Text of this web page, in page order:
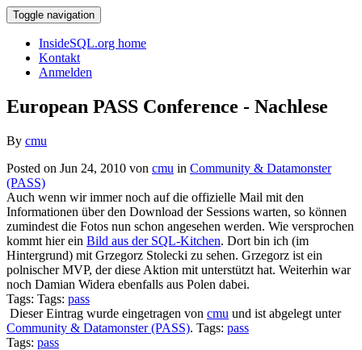
Toggle navigation
InsideSQL.org home
Kontakt
Anmelden
European PASS Conference - Nachlese
By cmu
Posted on Jun 24, 2010 von cmu in Community & Datamonster
(PASS)
Auch wenn wir immer noch auf die offizielle Mail mit den
Informationen über den Download der Sessions warten, so können
zumindest die Fotos nun schon angesehen werden. Wie versprochen
kommt hier ein Bild aus der SQL-Kitchen. Dort bin ich (im
Hintergrund) mit Grzegorz Stolecki zu sehen. Grzegorz ist ein
polnischer MVP, der diese Aktion mit unterstützt hat. Weiterhin war
noch Damian Widera ebenfalls aus Polen dabei.
Tags: Tags: pass
Dieser Eintrag wurde eingetragen von cmu und ist abgelegt unter
Community & Datamonster (PASS). Tags: pass
Tags: pass